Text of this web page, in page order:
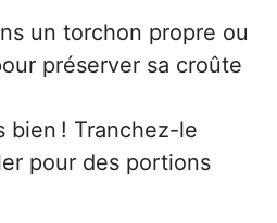
un torchon propre ou
préserver sa croûte
bien ! Tranchez-le
pour des portions